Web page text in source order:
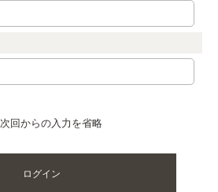
次回からの入力を省略
ログイン